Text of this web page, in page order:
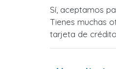
Sí, aceptamos
Tienes muchas
tarjeta de